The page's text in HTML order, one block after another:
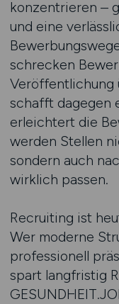
konzentrieren –
und eine
schrecken
Veröffentlichung
schafft dagegen
erleichtert die
werden Stellen
sondern auch
wirklich passen.
Recruiting ist
Wer moderne
professionell
spart langfristig